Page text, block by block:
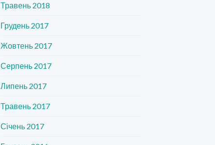
Травень 2018
Грудень 2017
Жовтень 2017
Серпень 2017
Липень 2017
Травень 2017
Січень 2017